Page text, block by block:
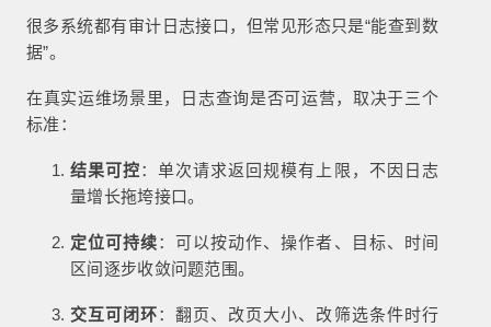
很多系统都有审计日志接口，但常见形态只是“能查到数
据”。
在真实运维场景里，日志查询是否可运营，取决于三个
标准：
结果可控：单次请求返回规模有上限，不因日志
量增长拖垮接口。
定位可持续：可以按动作、操作者、目标、时间
区间逐步收敛问题范围。
交互可闭环：翻页、改页大小、改筛选条件时行